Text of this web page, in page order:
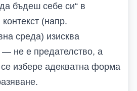
бъдеш себе си“ в
(напр.
среда) изисква
— не е предателство, а
избере адекватна форма